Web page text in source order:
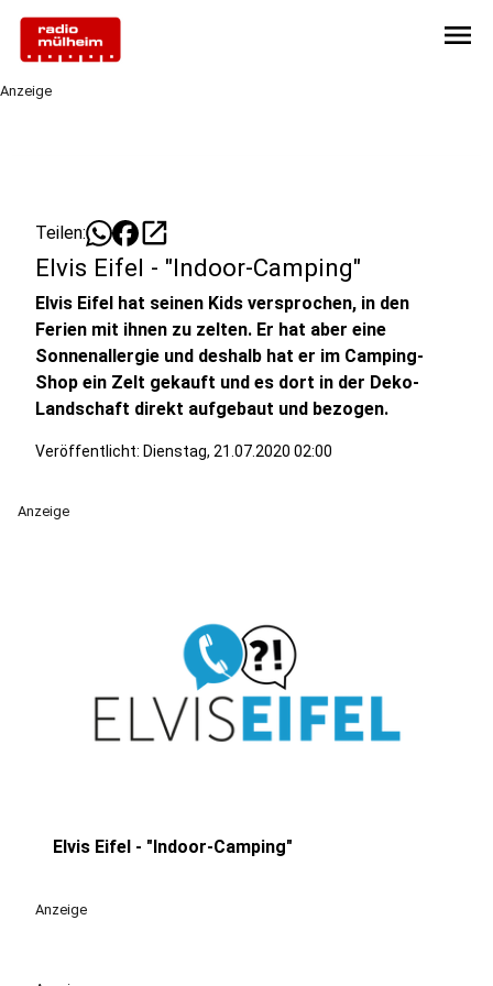
menu
Anzeige
Teilen: open_in_new
Elvis Eifel - "Indoor-Camping"
Elvis Eifel hat seinen Kids versprochen, in den
Ferien mit ihnen zu zelten. Er hat aber eine
Sonnenallergie und deshalb hat er im Camping-
Shop ein Zelt gekauft und es dort in der Deko-
Landschaft direkt aufgebaut und bezogen.
Veröffentlicht: Dienstag, 21.07.2020 02:00
Anzeige
Elvis Eifel - "Indoor-Camping"
Anzeige